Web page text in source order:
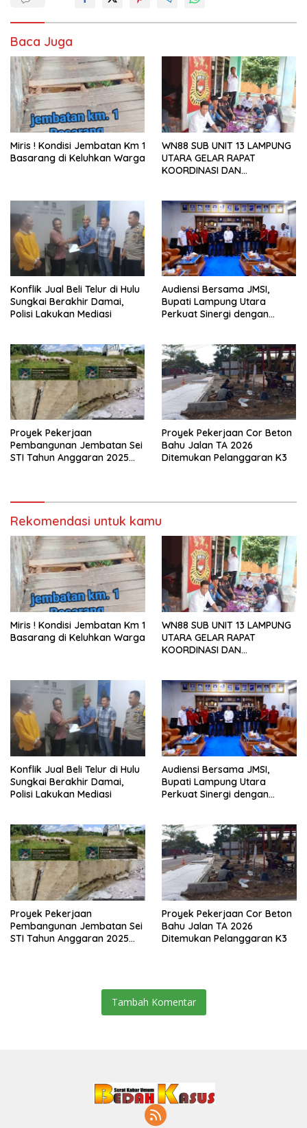
Baca Juga
Miris ! Kondisi Jembatan Km 1
Basarang di Keluhkan Warga
WN88 SUB UNIT 13 LAMPUNG
UTARA GELAR RAPAT
KOORDINASI DAN
Konflik Jual Beli Telur di Hulu
Sungkai Berakhir Damai,
Polisi Lakukan Mediasi
Audiensi Bersama JMSI,
Bupati Lampung Utara
Perkuat Sinergi dengan
Proyek Pekerjaan
Pembangunan Jembatan Sei
STI Tahun Anggaran 2025
Proyek Pekerjaan Cor Beton
Bahu Jalan TA 2026
Ditemukan Pelanggaran K3
Rekomendasi untuk kamu
Miris ! Kondisi Jembatan Km 1
Basarang di Keluhkan Warga
WN88 SUB UNIT 13 LAMPUNG
UTARA GELAR RAPAT
KOORDINASI DAN
Konflik Jual Beli Telur di Hulu
Sungkai Berakhir Damai,
Polisi Lakukan Mediasi
Audiensi Bersama JMSI,
Bupati Lampung Utara
Perkuat Sinergi dengan
Proyek Pekerjaan
Pembangunan Jembatan Sei
STI Tahun Anggaran 2025
Proyek Pekerjaan Cor Beton
Bahu Jalan TA 2026
Ditemukan Pelanggaran K3
Tambah Komentar